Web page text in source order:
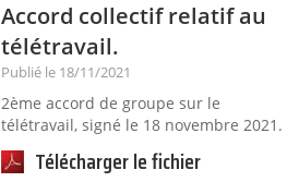
Accord collectif relatif au
télétravail.
Publié le 18/11/2021
2ème accord de groupe sur le
télétravail, signé le 18 novembre 2021.
Télécharger le fichier